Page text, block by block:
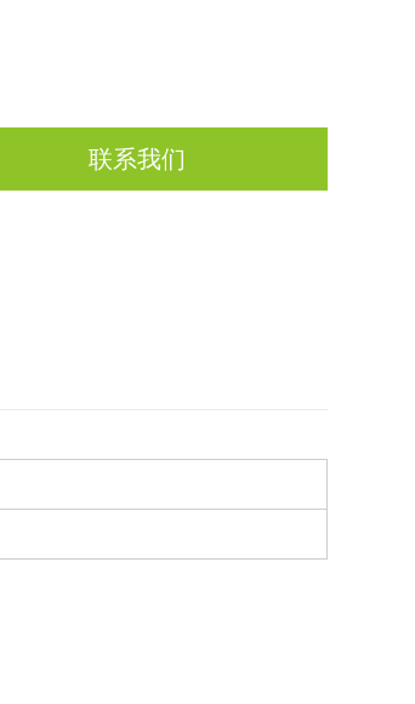
联系我们